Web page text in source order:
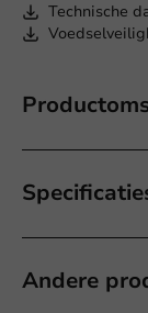
Technische
Andere